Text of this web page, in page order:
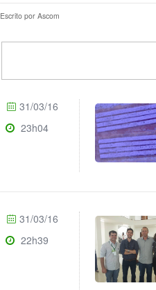
Escrito por Ascom
31/03/16
23h04
31/03/16
22h39